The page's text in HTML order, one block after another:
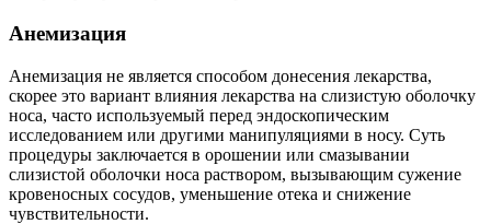
Анемизация
Анемизация не является способом донесения лекарства,
скорее это вариант влияния лекарства на слизистую оболочку
носа, часто используемый перед эндоскопическим
исследованием или другими манипуляциями в носу. Суть
процедуры заключается в орошении или смазывании
слизистой оболочки носа раствором, вызывающим сужение
кровеносных сосудов, уменьшение отека и снижение
чувствительности.